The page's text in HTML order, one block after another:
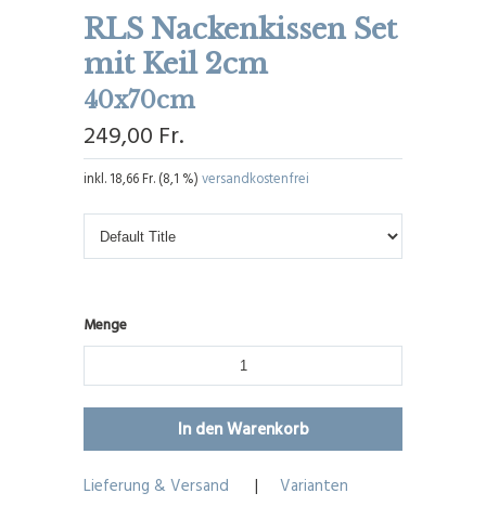
RLS Nackenkissen Set
mit Keil 2cm
40x70cm
249,00 Fr.
inkl. 18,66 Fr. (8,1 %)versandkostenfrei
Menge
Lieferung & Versand | Varianten